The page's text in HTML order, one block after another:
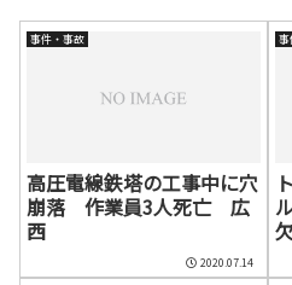
事件・事故
高圧電線鉄塔の工事中に穴
崩落 作業員3人死亡 広
西
2020.07.14
事